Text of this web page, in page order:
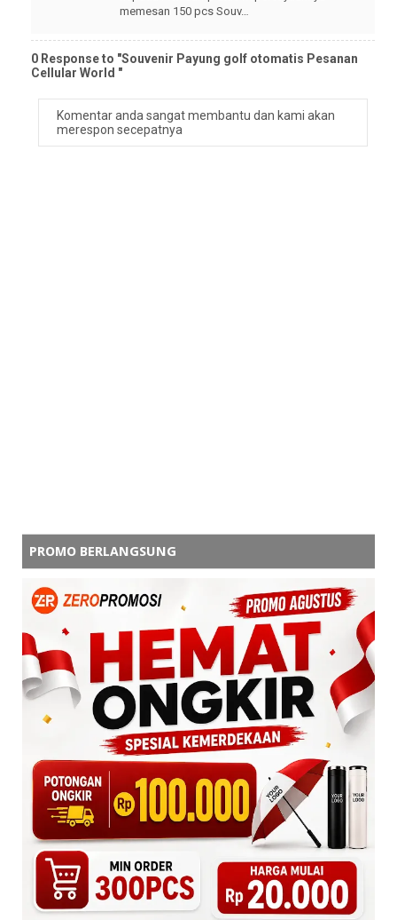
memesan 150 pcs Souv…
0 Response to "Souvenir Payung golf otomatis Pesanan
Cellular World "
Komentar anda sangat membantu dan kami akan
merespon secepatnya
PROMO BERLANGSUNG